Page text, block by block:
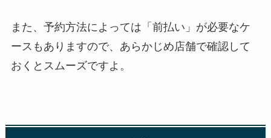
また、予約方法によっては「前払い」が必要なケ
ースもありますので、あらかじめ店舗で確認して
おくとスムーズですよ。